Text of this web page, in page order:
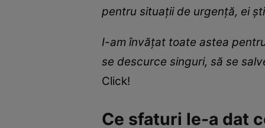
pentru situații de urgență, ei
I-am învățat toate astea
se descurce singuri, să se
Click!
Ce sfaturi le-a dat